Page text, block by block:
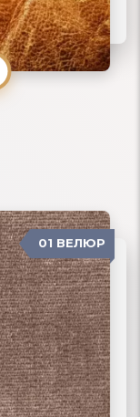
ПОДРОБНЕЕ
01 ВЕЛЮР
02 РОГОЖКА